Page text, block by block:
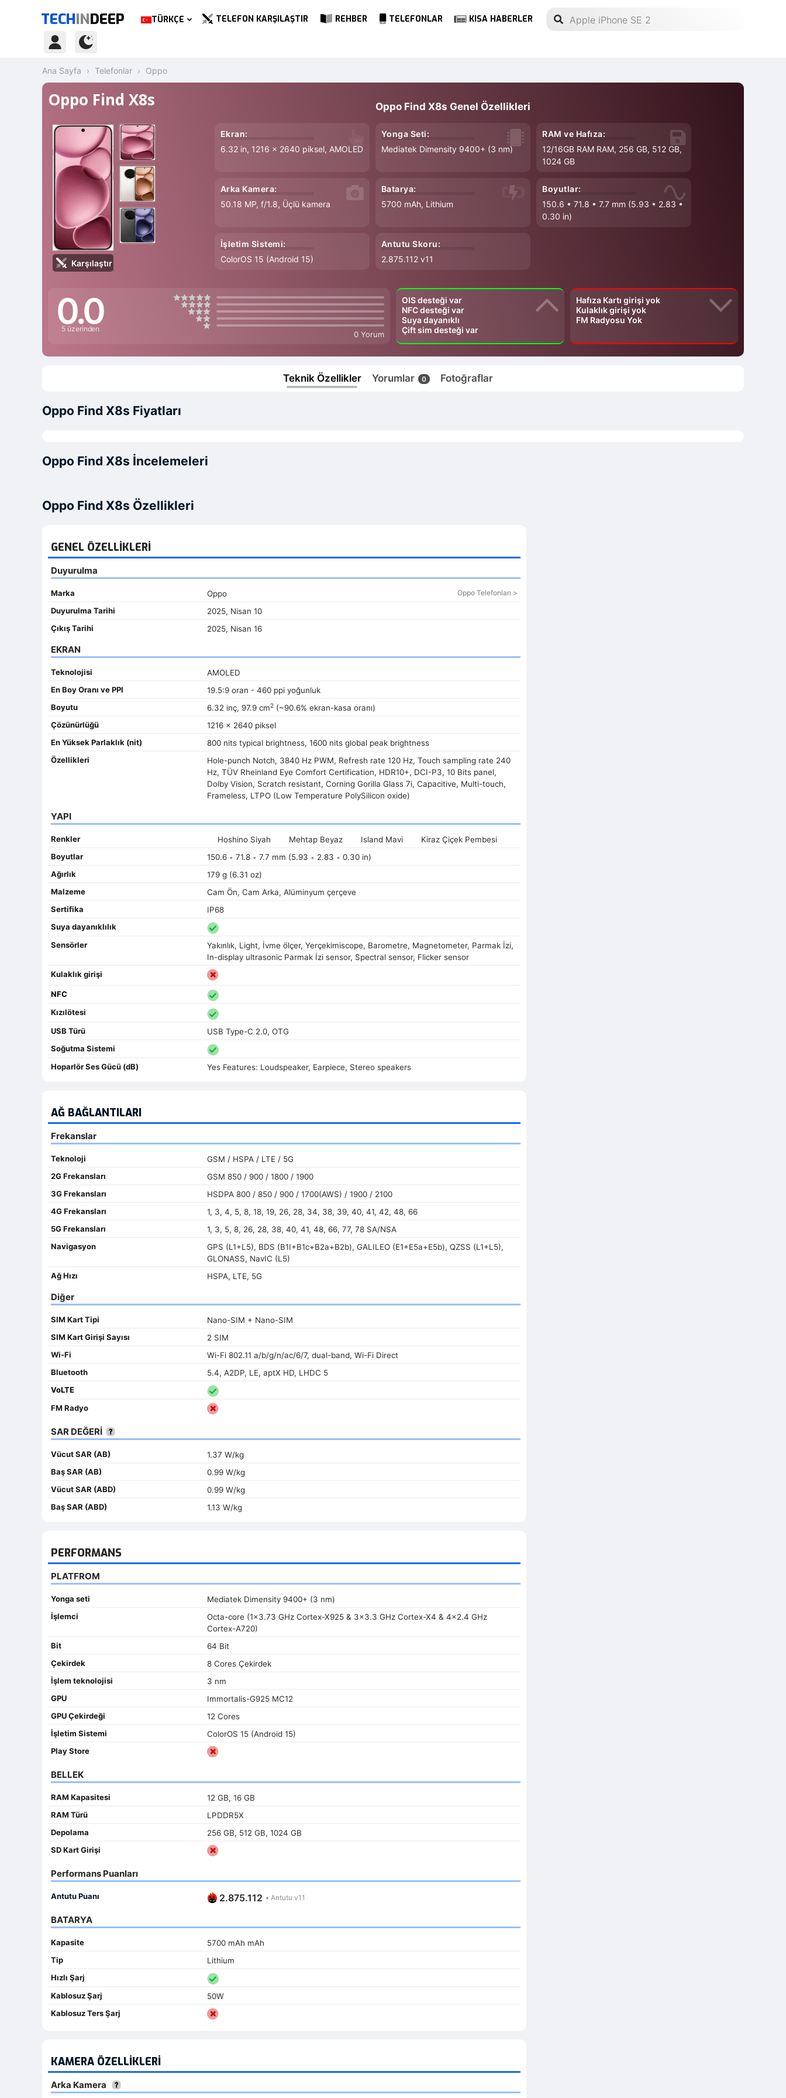
TECHINDEEP TÜRKÇE TELEFON KARŞILAŞTIR REHBER TELEFONLAR KISA HABERLER
Ana Sayfa Telefonlar Oppo
Oppo Find X8s
Karşılaştır
Oppo Find X8s Genel Özellikleri
Ekran:
6.32 in, 1216 x 2640 piksel, AMOLED
Yonga Seti:
Mediatek Dimensity 9400+ (3 nm)
RAM ve Hafıza:
12/16GB RAM RAM, 256 GB, 512 GB,
1024 GB
Arka Kamera:
50.18 MP, f/1.8, Üçlü kamera
Batarya:
5700 mAh, Lithium
Boyutlar:
150.6 • 71.8 • 7.7 mm (5.93 • 2.83 •
0.30 in)
İşletim Sistemi:
ColorOS 15 (Android 15)
Antutu Skoru:
2.875.112 v11
0.0
5 üzerinden
0 Yorum
OIS desteği var
NFC desteği var
Suya dayanıklı
Çift sim desteği var
Hafıza Kartı girişi yok
Kulaklık girişi yok
FM Radyosu Yok
Teknik Özellikler Yorumlar 0 Fotoğraflar
Oppo Find X8s Fiyatları
Oppo Find X8s İncelemeleri
Oppo Find X8s Özellikleri
GENEL ÖZELLIKLERI
Duyurulma
Marka Oppo Oppo Telefonları >
Duyurulma Tarihi
2025, Nisan 10
Çıkış Tarihi
2025, Nisan 16
EKRAN
Teknolojisi
AMOLED
En Boy Oranı ve PPI
19.5:9 oran - 460 ppi yoğunluk
Boyutu
6.32 inç, 97.9 cm2(~90.6% ekran-kasa oranı)
Çözünürlüğü
1216 x 2640 piksel
En Yüksek Parlaklık (nit)
800 nits typical brightness, 1600 nits global peak brightness
Özellikleri
Hole-punch Notch, 3840 Hz PWM, Refresh rate 120 Hz, Touch sampling rate 240
Hz, TÜV Rheinland Eye Comfort Certification, HDR10+, DCI-P3, 10 Bits panel,
Dolby Vision, Scratch resistant, Corning Gorilla Glass 7i, Capacitive, Multi-touch,
Frameless, LTPO (Low Temperature PolySilicon oxide)
YAPI
Renkler Hoshino Siyah Mehtap Beyaz Island Mavi
Kiraz Çiçek Pembesi
Boyutlar
150.6 • 71.8 • 7.7 mm (5.93 • 2.83 • 0.30 in)
Ağırlık
179 g (6.31 oz)
Malzeme
Cam Ön, Cam Arka, Alüminyum çerçeve
Sertifika
IP68
Suya dayanıklılık
Sensörler
Yakınlık, Light, İvme ölçer, Yerçekimiscope, Barometre, Magnetometer, Parmak İzi,
In-display ultrasonic Parmak İzi sensor, Spectral sensor, Flicker sensor
Kulaklık girişi
NFC
Kızılötesi
USB Türü
USB Type-C 2.0, OTG
Soğutma Sistemi
Hoparlör Ses Gücü (dB)
Yes Features: Loudspeaker, Earpiece, Stereo speakers
AĞ BAĞLANTILARI
Frekanslar
Teknoloji
GSM / HSPA / LTE / 5G
2G Frekansları
GSM 850 / 900 / 1800 / 1900
3G Frekansları
HSDPA 800 / 850 / 900 / 1700(AWS) / 1900 / 2100
4G Frekansları
1, 3, 4, 5, 8, 18, 19, 26, 28, 34, 38, 39, 40, 41, 42, 48, 66
5G Frekansları
1, 3, 5, 8, 26, 28, 38, 40, 41, 48, 66, 77, 78 SA/NSA
Navigasyon
GPS (L1+L5), BDS (B1I+B1c+B2a+B2b), GALILEO (E1+E5a+E5b), QZSS (L1+L5),
GLONASS, NavIC (L5)
Ağ Hızı
HSPA, LTE, 5G
Diğer
SIM Kart Tipi
Nano-SIM + Nano-SIM
SIM Kart Girişi Sayısı
2 SIM
Wi-Fi
Wi-Fi 802.11 a/b/g/n/ac/6/7, dual-band, Wi-Fi Direct
Bluetooth
5.4, A2DP, LE, aptX HD, LHDC 5
VoLTE
FM Radyo
SAR DEĞERİ
Vücut SAR (AB)
1.37 W/kg
Baş SAR (AB)
0.99 W/kg
Vücut SAR (ABD)
0.99 W/kg
Baş SAR (ABD)
1.13 W/kg
PERFORMANS
PLATFROM
Yonga seti
Mediatek Dimensity 9400+ (3 nm)
İşlemci
Octa-core (1x3.73 GHz Cortex-X925 & 3x3.3 GHz Cortex-X4 & 4x2.4 GHz
Cortex-A720)
Bit
64 Bit
Çekirdek
8 Cores Çekirdek
İşlem teknolojisi
3 nm
GPU
Immortalis-G925 MC12
GPU Çekirdeği
12 Cores
İşletim Sistemi
ColorOS 15 (Android 15)
Play Store
BELLEK
RAM Kapasitesi
12 GB, 16 GB
RAM Türü
LPDDR5X
Depolama
256 GB, 512 GB, 1024 GB
SD Kart Girişi
Performans Puanları
Antutu Puanı 2.875.112 • Antutu v11
BATARYA
Kapasite
5700 mAh mAh
Tip
Lithium
Hızlı Şarj
Kablosuz Şarj
50W
Kablosuz Ters Şarj
KAMERA ÖZELLIKLERI
Arka Kamera